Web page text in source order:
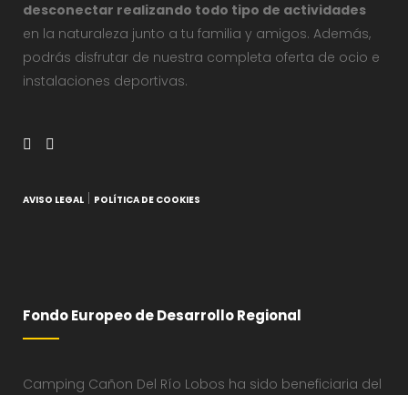
desconectar realizando todo tipo de actividades
en la naturaleza junto a tu familia y amigos. Además,
podrás disfrutar de nuestra completa oferta de ocio e
instalaciones deportivas.
AVISO LEGAL POLÍTICA DE COOKIES
Fondo Europeo de Desarrollo Regional
Camping Cañon Del Río Lobos ha sido beneficiaria del